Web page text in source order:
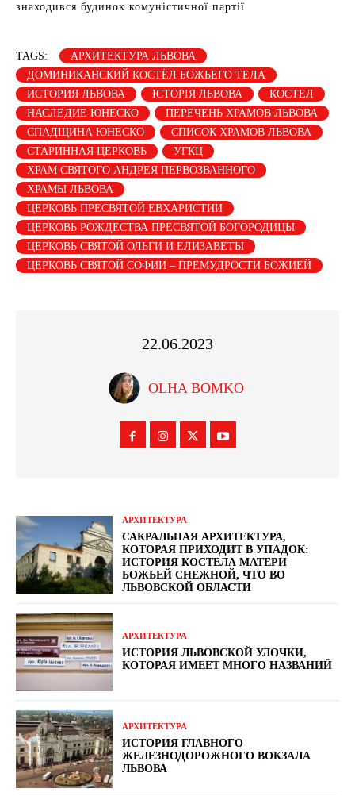
знаходився будинок комуністичної партії.
TAGS:
АРХИТЕКТУРА ЛЬВОВА
ДОМИНИКАНСКИЙ КОСТЁЛ БОЖЬЕГО ТЕЛА
ИСТОРИЯ ЛЬВОВА
ІСТОРІЯ ЛЬВОВА
КОСТЕЛ
НАСЛЕДИЕ ЮНЕСКО
ПЕРЕЧЕНЬ ХРАМОВ ЛЬВОВА
СПАДЩИНА ЮНЕСКО
СПИСОК ХРАМОВ ЛЬВОВА
СТАРИННАЯ ЦЕРКОВЬ
УГКЦ
ХРАМ СВЯТОГО АНДРЕЯ ПЕРВОЗВАННОГО
ХРАМЫ ЛЬВОВА
ЦЕРКОВЬ ПРЕСВЯТОЙ ЕВХАРИСТИИ
ЦЕРКОВЬ РОЖДЕСТВА ПРЕСВЯТОЙ БОГОРОДИЦЫ
ЦЕРКОВЬ СВЯТОЙ ОЛЬГИ И ЕЛИЗАВЕТЫ
ЦЕРКОВЬ СВЯТОЙ СОФИИ – ПРЕМУДРОСТИ БОЖИЕЙ
22.06.2023
OLHA BOMKO
АРХИТЕКТУРА
САКРАЛЬНАЯ АРХИТЕКТУРА,
КОТОРАЯ ПРИХОДИТ В УПАДОК:
ИСТОРИЯ КОСТЕЛА МАТЕРИ
БОЖЬЕЙ СНЕЖНОЙ, ЧТО ВО
ЛЬВОВСКОЙ ОБЛАСТИ
АРХИТЕКТУРА
ИСТОРИЯ ЛЬВОВСКОЙ УЛОЧКИ,
КОТОРАЯ ИМЕЕТ МНОГО НАЗВАНИЙ
АРХИТЕКТУРА
ИСТОРИЯ ГЛАВНОГО
ЖЕЛЕЗНОДОРОЖНОГО ВОКЗАЛА
ЛЬВОВА